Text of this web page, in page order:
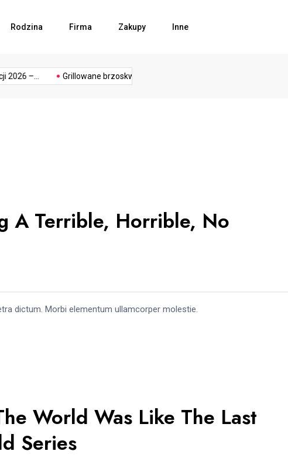
Rodzina Firma Zakupy Inne
–... Grillowane brzoskwinie z miodem...
podłoga przedsiebiorca przemysł
A Terrible, Horrible, No
dictum. Morbi elementum ullamcorper molestie.
World Was Like The Last
Series